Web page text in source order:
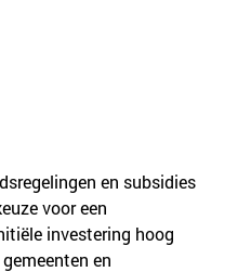
en subsidies
voor een
investering hoog
en